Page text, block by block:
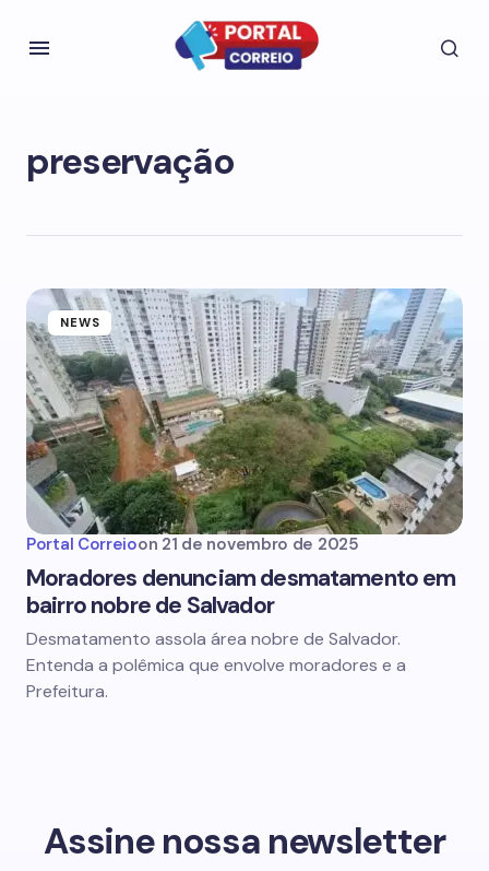
preservação
NEWS
Portal Correioon 21 de novembro de 2025
Moradores denunciam desmatamento em
bairro nobre de Salvador
Desmatamento assola área nobre de Salvador.
Entenda a polêmica que envolve moradores e a
Prefeitura.
Assine nossa newsletter